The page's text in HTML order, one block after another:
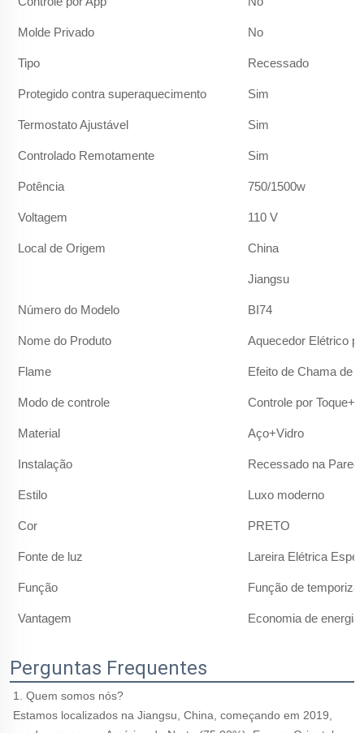
Molde Privado No
Tipo Recessado
Protegido contra superaquecimento Sim
Termostato Ajustável Sim
Controlado Remotamente Sim
Potência 750/1500w
Voltagem 110 V
Local de Origem China
Jiangsu
Número do Modelo BI74
Nome do Produto Aquecedor Elétrico
Flame Efeito de Chama de
Modo de controle Controle por
Material Aço+Vidro
Instalação Recessado na
Estilo Luxo moderno
Cor PRETO
Fonte de luz Lareira Elétrica
Função Função de
Vantagem Economia de energia
Perguntas Frequentes
1. Quem somos nós?
Estamos localizados na Jiangsu, China, começando em 2019,